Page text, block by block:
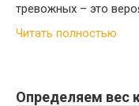
тревожных – это
Читать полностью
Определяем вес